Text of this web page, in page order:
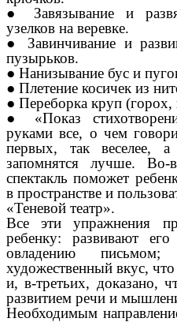
● Завязывание и
узелков на веревке.
● Завинчивание и
пузырьков.
● Нанизывание бус и
● Плетение косичек из
● Переборка круп (горох,
● «Показ
руками все, о чем
первых, так веселее,
запомнятся лучше. Во-
спектакль поможет
в пространстве и
«Теневой театр».
Все эти упражнения
ребенку: развивают
овладению
художественный вкус,
и, в-третьих, доказано,
развитием речи и
Необходимым